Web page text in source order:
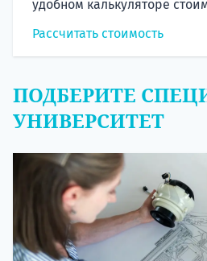
удобном калькуляторе
Рассчитать стоимость
ПОДБЕРИТЕ
УНИВЕРСИТЕТ